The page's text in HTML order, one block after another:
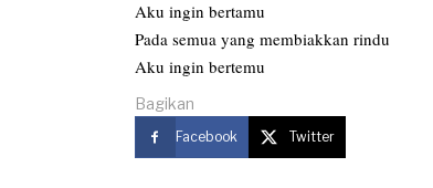
Aku ingin bertamu
Pada semua yang membiakkan rindu
Aku ingin bertemu
Bagikan
Facebook Twitter